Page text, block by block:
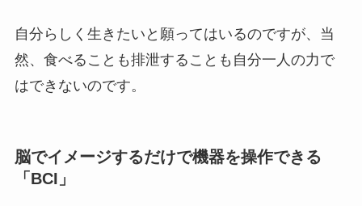
自分らしく生きたいと願ってはいるのですが、当
然、食べることも排泄することも自分一人の力で
はできないのです。
脳でイメージするだけで機器を操作できる
「BCI」